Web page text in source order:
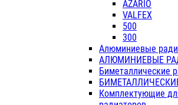
AZARIO
VALFEX
500
300
Алюминиевые
АЛЮМИНИЕВЫЕ
Биметаллические
Комплектующие